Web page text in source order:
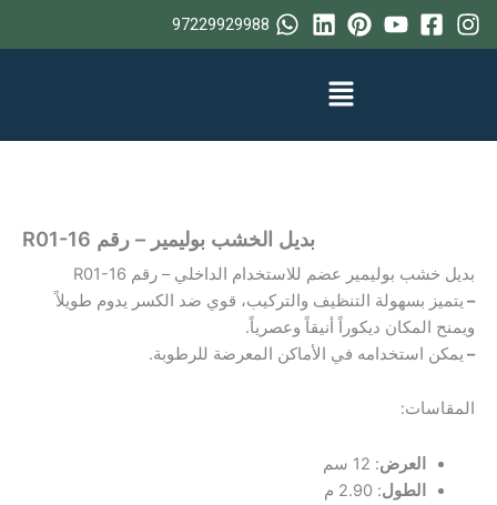
تخطي
إلى
97229929988
بديل الخشب بوليمير – رقم R01-16
بديل خشب بوليمير عضم للاستخدام الداخلي – رقم R01-16
– يتميز بسهولة التنظيف والتركيب، قوي ضد الكسر يدوم طويلاً
ويمنح المكان ديكوراً أنيقاً وعصرياً.
– يمكن استخدامه في الأماكن المعرضة للرطوبة.
المقاسات:
العرض: 12 سم
الطول: 2.90 م